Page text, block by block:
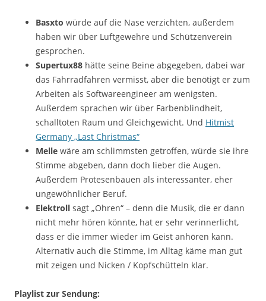
Basxto würde auf die Nase verzichten, außerdem
haben wir über Luftgewehre und Schützenverein
gesprochen.
Supertux88 hätte seine Beine abgegeben, dabei war
das Fahrradfahren vermisst, aber die benötigt er zum
Arbeiten als Softwareengineer am wenigsten.
Außerdem sprachen wir über Farbenblindheit,
schalltoten Raum und Gleichgewicht. Und Hitmist
Germany „Last Christmas“
Melle wäre am schlimmsten getroffen, würde sie ihre
Stimme abgeben, dann doch lieber die Augen.
Außerdem Protesenbauen als interessanter, eher
ungewöhnlicher Beruf.
Elektroll sagt „Ohren“ – denn die Musik, die er dann
nicht mehr hören könnte, hat er sehr verinnerlicht,
dass er die immer wieder im Geist anhören kann.
Alternativ auch die Stimme, im Alltag käme man gut
mit zeigen und Nicken / Kopfschütteln klar.
Playlist zur Sendung: